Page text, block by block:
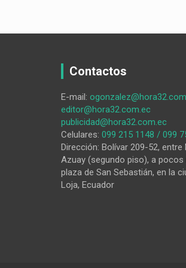
Contactos
E-mail:
editor@hora32.com.ec
publicidad@hora32.com.ec
Celulares: 099 215 1148 / 099
Dirección: Bolívar 209-52, entre
Azuay (segundo piso), a
plaza de San Sebastián, en la
Loja, Ecuador